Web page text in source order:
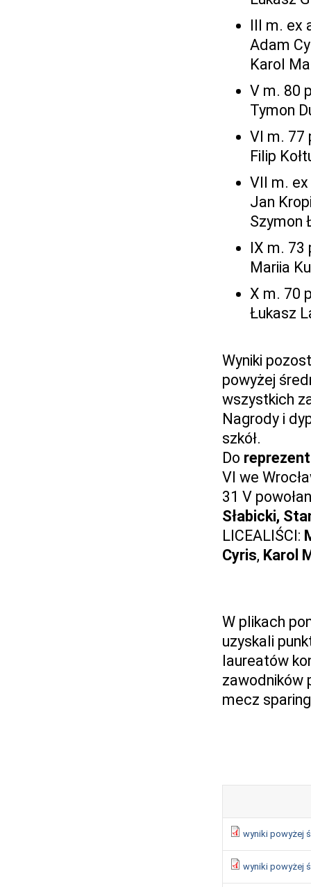
III m.
Adam
Karol
V m. 80
Tymon
VI m. 77
Filip
VII m.
Jan
Szymon
IX m. 73
Mariia
X m. 70
Łukasz
Wyniki
powyżej
wszystkich
Nagrody i
szkół.
Do
VI we
31 V
Słabicki,
LICEALIŚCI:
Cyris, Karol
W plikach
uzyskali
laureatów
zawodników
mecz
wyniki powyżej
wyniki powyżej